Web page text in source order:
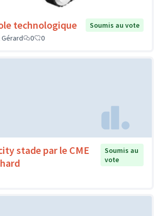
technologique
Soumis au vote
0 0
stade par le CME
Soumis au
vote